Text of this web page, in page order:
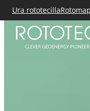
Siirry
sisältöön
Ura rototecillaRotomap